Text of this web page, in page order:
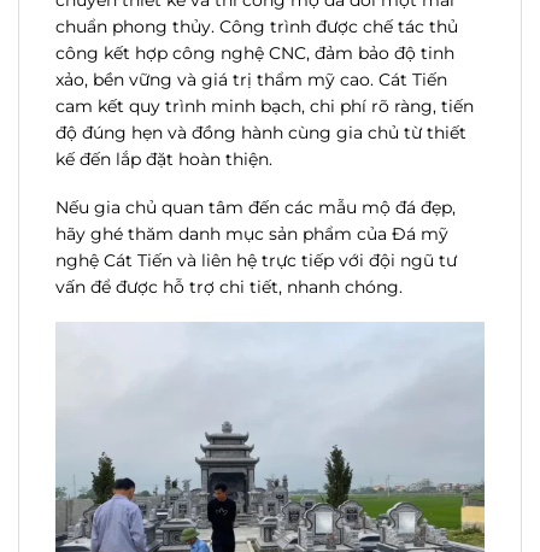
chuẩn phong thủy. Công trình được chế tác thủ
công kết hợp công nghệ CNC, đảm bảo độ tinh
xảo, bền vững và giá trị thẩm mỹ cao. Cát Tiến
cam kết quy trình minh bạch, chi phí rõ ràng, tiến
độ đúng hẹn và đồng hành cùng gia chủ từ thiết
kế đến lắp đặt hoàn thiện.
Nếu gia chủ quan tâm đến các mẫu mộ đá đẹp,
hãy ghé thăm danh mục sản phẩm của Đá mỹ
nghệ Cát Tiến và liên hệ trực tiếp với đội ngũ tư
vấn để được hỗ trợ chi tiết, nhanh chóng.